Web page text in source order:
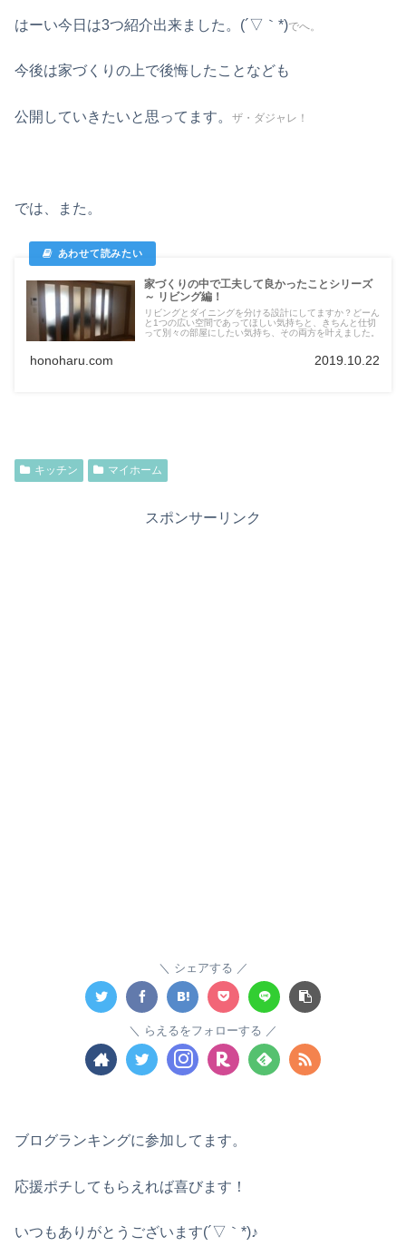
はーい今日は3つ紹介出来ました。(´▽｀*)でへ。
今後は家づくりの上で後悔したことなども
公開していきたいと思ってます。 ザ・ダジャレ！
では、また。
家づくりの中で工夫して良かったことシリーズ
～ リビング編！
リビングとダイニングを分ける設計にしてますか？どーん
と1つの広い空間であってほしい気持ちと、きちんと仕切
って別々の部屋にしたい気持ち、その両方を叶えました。
honoharu.com 2019.10.22
キッチン マイホーム
スポンサーリンク
シェアする
らえるをフォローする
ブログランキングに参加してます。
応援ポチしてもらえれば喜びます！
いつもありがとうございます(´▽｀*)♪